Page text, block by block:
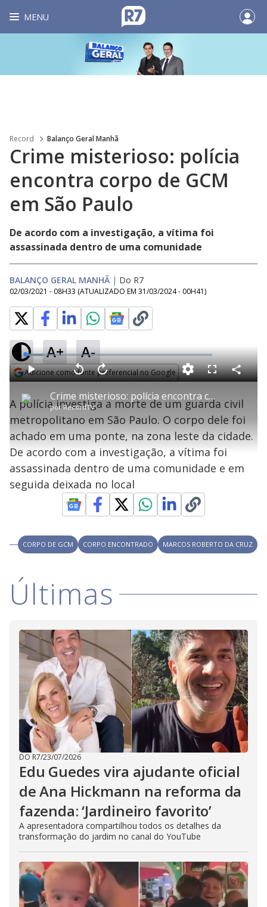
MENU
Record Balanço Geral Manhã
Crime misterioso: polícia
encontra corpo de GCM
em São Paulo
De acordo com a investigação, a vítima foi
assassinada dentro de uma comunidade
BALANÇO GERAL MANHÃ | Do R7
02/03/2021 - 08H33 (ATUALIZADO EM 31/03/2024 - 00H41)
A+ A-
Adicione como fonte preferencial no Google
P
l
a
y
V
e
o
Crime misterioso: polícia encontra corpo de GCM em São Paulo
por RecordTV
P V
t
a
r
0
e
g
n
d
o
A
n
ç
a
1
e
u
n
o
o
L
o
a
d
e
9
4
4
%
F
l
s
c
r
e
n
C
o
a
r
i
l
a
A polícia investiga a morte de um guarda civil
metropolitano em São Paulo. O corpo dele foi
achado em uma ponte, na zona leste da cidade.
De acordo com a investigação, a vítima foi
assassinada dentro de uma comunidade e em
seguida deixada no local
CORPO DE GCM CORPO ENCONTRADO MARCOS ROBERTO DA CRUZ
Últimas
DO R7/23/07/2026
Edu Guedes vira ajudante oficial
de Ana Hickmann na reforma da
fazenda: ‘Jardineiro favorito’
A apresentadora compartilhou todos os detalhes da
transformação do jardim no canal do YouTube